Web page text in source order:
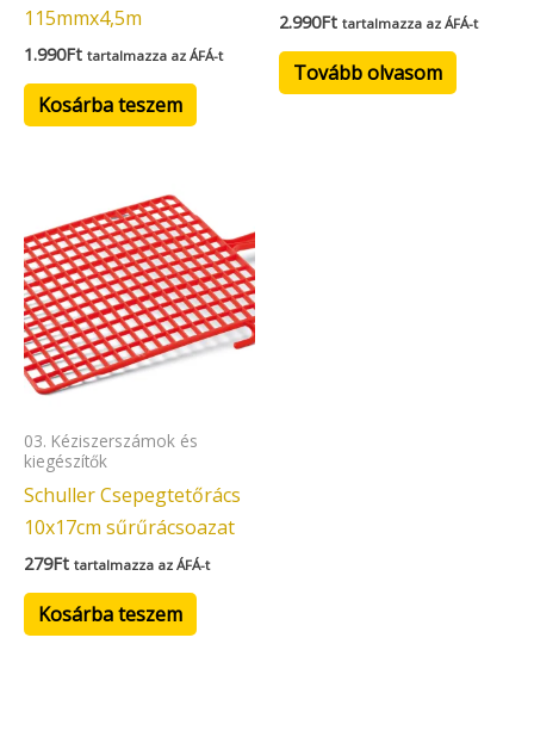
115mmx4,5m
1.990Ft tartalmazza az ÁFÁ-t
Kosárba teszem
2.990Ft tartalmazza az ÁFÁ-t
Tovább olvasom
03. Kéziszerszámok és
kiegészítők
Schuller Csepegtetőrács
10x17cm sűrűrácsoazat
279Ft tartalmazza az ÁFÁ-t
Kosárba teszem